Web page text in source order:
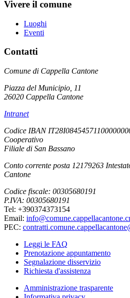
Vivere il comune
Luoghi
Eventi
Contatti
Comune di Cappella Cantone
Piazza del Municipio, 11
26020 Cappella Cantone
Intranet
Codice IBAN
Cooperativo
Filiale di San Bassano
Conto corrente posta 12179263
Cantone
Codice fiscale: 00305680191
P.IVA: 00305680191
Tel: +390374373154
Email:
PEC:
Leggi le FAQ
Prenotazione appuntamento
Segnalazione disservizio
Richiesta d'assistenza
Amministrazione trasparente